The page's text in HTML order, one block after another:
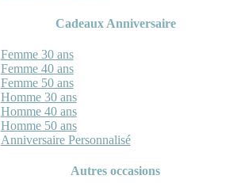
Cadeaux Anniversaire
Femme 30 ans
Femme 40 ans
Femme 50 ans
Homme 30 ans
Homme 40 ans
Homme 50 ans
Anniversaire Personnalisé
Autres occasions